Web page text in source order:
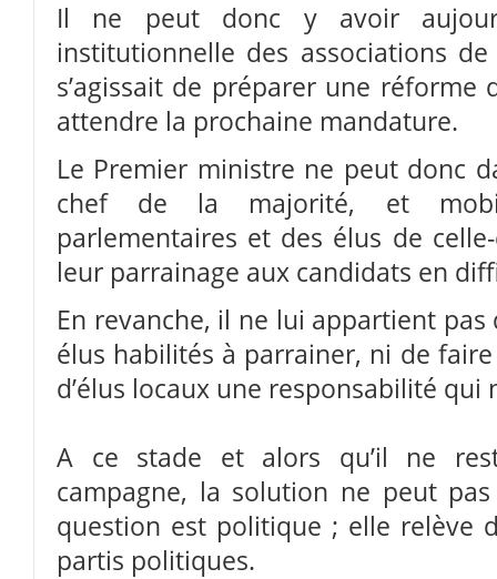
Il ne peut donc y avoir
institutionnelle des associations de
s’agissait de préparer une réforme
attendre la prochaine mandature.
Le Premier ministre ne peut donc
chef de la majorité, et
parlementaires et des élus de
leur parrainage aux candidats en
En revanche, il ne lui appartient
élus habilités à parrainer, ni de
d’élus locaux une responsabilité qui
A ce stade et alors qu’il ne
campagne, la solution ne peut
question est politique ; elle relève
partis politiques.